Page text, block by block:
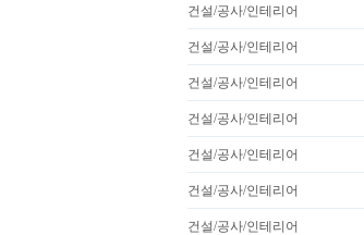
건설/공사/인테리어
건설/공사/인테리어
건설/공사/인테리어
건설/공사/인테리어
건설/공사/인테리어
건설/공사/인테리어
건설/공사/인테리어